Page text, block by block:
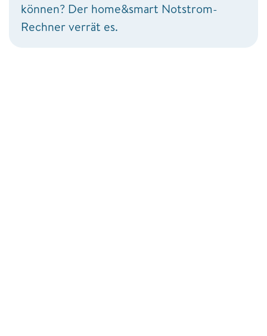
können? Der home&smart Notstrom-
Rechner verrät es.